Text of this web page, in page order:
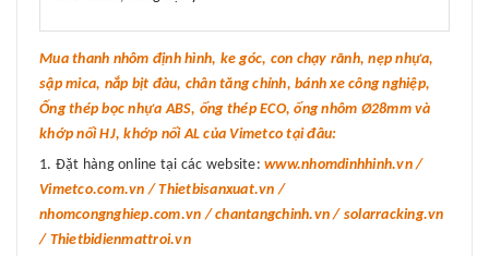
Mua thanh nhôm định hình, ke góc, con chạy rãnh, nẹp nhựa,
sập mica, nắp bịt đàu, chân tăng chỉnh, bánh xe công nghiệp,
Ống thép bọc nhựa ABS, ống thép ECO, ống nhôm Ø28mm và
khớp nối HJ, khớp nối AL của Vimetco tại đâu:
Đặt hàng online tại các website: www.nhomdinhhinh.vn /
Vimetco.com.vn / Thietbisanxuat.vn /
nhomcongnghiep.com.vn / chantangchinh.vn / solarracking.vn
/ Thietbidienmattroi.vn